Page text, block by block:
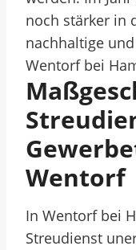
noch stärker in
nachhaltige
Wentorf bei
Wentorf
In Wentorf bei
Streudienst